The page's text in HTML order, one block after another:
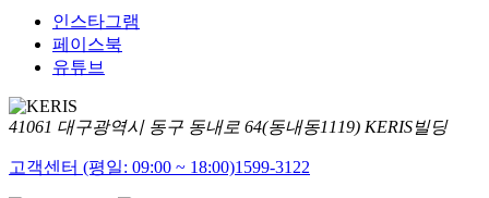
인스타그램
페이스북
유튜브
41061 대구광역시 동구 동내로 64(동내동1119) KERIS빌딩
고객센터 (평일: 09:00 ~ 18:00)1599-3122